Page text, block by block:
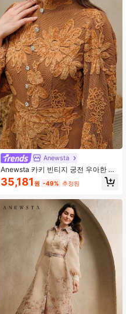
Anewsta
Anewsta 카키 빈티지 궁전 우아한 퍼
프 소매 벨벳 자카드 롱 슬리브 드레
스, 가을/겨울
35,181 원 -49% 추정된